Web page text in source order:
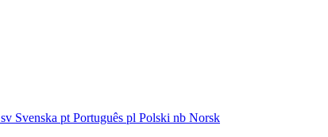
sv Svenska pt Português pl Polski nb Norsk